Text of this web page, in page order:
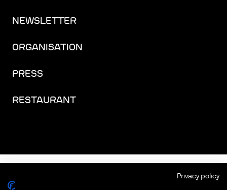
Privacy policy
NEWSLETTER
ORGANISATION
PRESS
RESTAURANT